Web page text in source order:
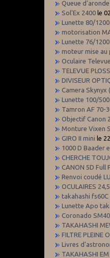
Queue
Sol'Ex 2400 le
Lunette 80/1200
motorisation
Lunette 76/
moteur mise au
Oculaire
TELEVUE
DIVISEUR
Camera Skynyx
Lunette 100/500
Tamron AF 70-
Objectif Canon
Monture Vixen
GIRO II mini le
1000 D Baader
CHERCHE
CANON 5D Full
Renvoi coudé
OCULAIRES 24,5
takahashi fs60C
Lunette Apo
Coronado
TAKAHASHI
FILTRE PLEINE
Livres
TAKAHASHI